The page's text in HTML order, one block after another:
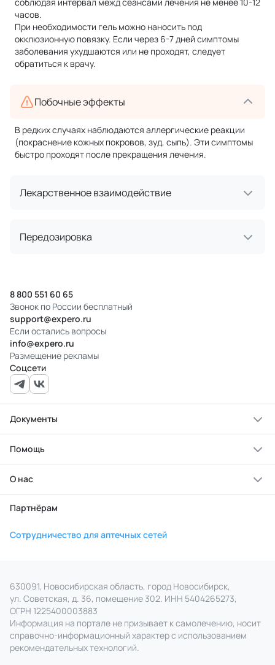
часов.
При необходимости гель можно наносить под
окклюзионную повязку. Если через 6-7 дней симптомы
заболевания ухудшаются или не проходят, следует
обратиться к врачу.
Побочные эффекты
В редких случаях наблюдаются аллергические реакции
(покраснение кожных покровов, зуд, сыпь). Эти симптомы
быстро проходят после прекращения лечения.
Лекарственное взаимодействие
Передозировка
8 800 551 60 65
Звонок по России бесплатный
support@expero.ru
Если остались вопросы
info@expero.ru
Размещение рекламы
Соцсети
Документы
Помощь
О нас
Партнёрам
Сотрудничество для аптечных сетей
630091, Новосибирская область, город Новосибирск,
ул. Советская, д. 36, помещение 302. ИНН 5404265273,
ОГРН 1225400003883
Информация на портале не призывает к самолечению, носит
справочно‑информационный характер с использованием
рекомендательных технологий.